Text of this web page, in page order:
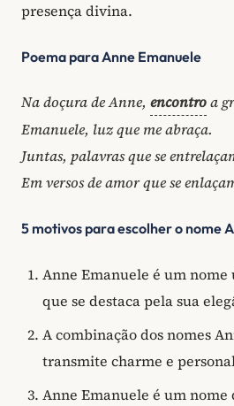
presença divina.
Poema para Anne Emanuele
Na doçura de Anne, encontroa
Emanuele, luz que me abraça.
Juntas, palavras que se
Em versos de amor que se
5 motivos para escolher o nome
Anne Emanuele é um nome
que se destaca pela sua
A combinação dos nomes
transmite charme e
Anne Emanuele é um nome